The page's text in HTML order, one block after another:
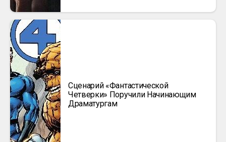
Сценарий «Фантастической
Четверки» Поручили Начинающим
Драматургам